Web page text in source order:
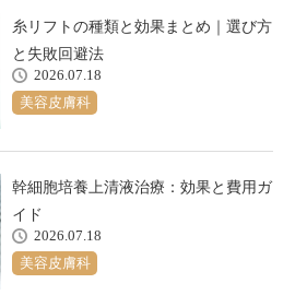
糸リフトの種類と効果まとめ｜選び方
と失敗回避法
2026.07.18
美容皮膚科
幹細胞培養上清液治療：効果と費用ガ
イド
2026.07.18
美容皮膚科